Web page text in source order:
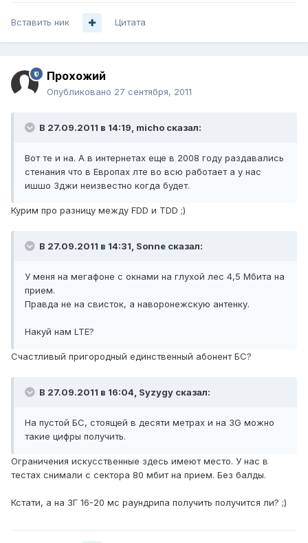
Вставить ник Цитата
Прохожий
Опубликовано 27 сентября, 2011
В 27.09.2011 в 14:19, micho сказал:
Вот те и на. А в интернетах еще в 2008 году раздавались
стенания что в Европах лте во всю работает а у нас
ишшо 3джи неизвестно когда будет.
Курим про разницу между FDD и TDD ;)
В 27.09.2011 в 14:31, Sonne сказал:
У меня на мегафоне с окнами на глухой лес 4,5 Мбита на
прием.
Правда не на свисток, а наворонежскую антенку.
Накуй нам LTE?
Счастливый пригородный единственный абонент БС?
В 27.09.2011 в 16:04, Syzygy сказал:
На пустой БС, стоящей в десяти метрах и на 3G можно
такие цифры получить.
Ограничения искусственные здесь имеют место. У нас в
тестах снимали с сектора 80 мбит на прием. Без балды.
Кстати, а на 3Г 16-20 мс раундрипа получить получится ли? ;)